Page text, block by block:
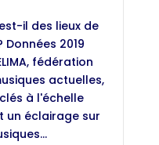
il des lieux de
2019
fédération
actuelles,
à l'échelle
un éclairage sur